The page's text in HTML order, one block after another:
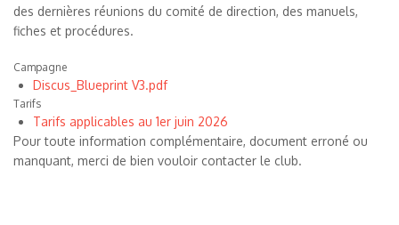
des dernières réunions du comité de direction, des manuels,
fiches et procédures.
Campagne
Discus_Blueprint V3.pdf
Tarifs
Tarifs applicables au 1er juin 2026
Pour toute information complémentaire, document erroné ou
manquant, merci de bien vouloir contacter le club.